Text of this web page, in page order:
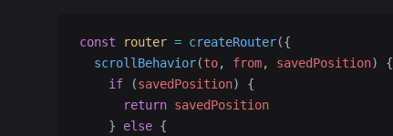
const router = createRouter({
  scrollBehavior
(to, from, savedPosition) {
    if
(savedPosition) {
      return
savedPosition
    }
else {